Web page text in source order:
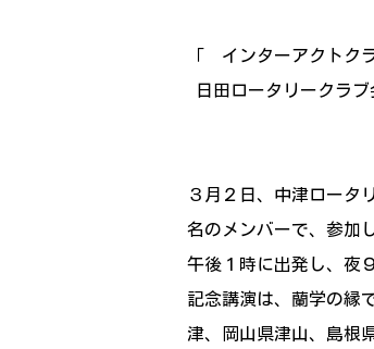
「 インターアクトク
日田ロータリークラ
３月２日、中津ロータ
名のメンバーで、参加
午後１時に出発し、夜
記念講演は、蘭学の縁
津、岡山県津山、島根